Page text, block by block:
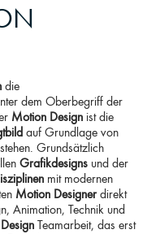
die
dem Oberbegriff der
Motion Design ist die
auf Grundlage von
Grundsätzlich
Grafikdesigns und der
mit modernen
Motion Designerdirekt
Animation, Technik und
Teamarbeit, das erst